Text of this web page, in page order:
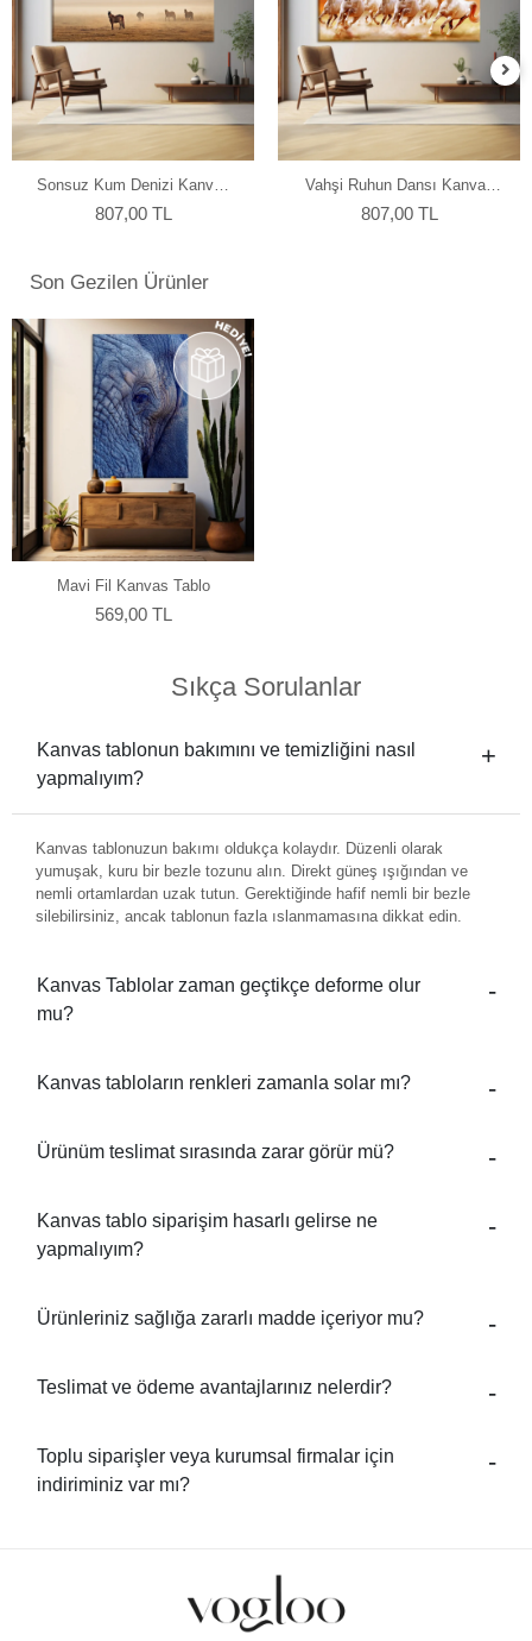
Sonsuz Kum Denizi Kanvas
Tablo
807,00 TL
Vahşi Ruhun Dansı Kanvas
Tablo
807,00 TL
Son Gezilen Ürünler
Mavi Fil Kanvas Tablo
569,00 TL
Sıkça Sorulanlar
Kanvas tablonun bakımını ve temizliğini nasıl
yapmalıyım?
Kanvas tablonuzun bakımı oldukça kolaydır. Düzenli olarak
yumuşak, kuru bir bezle tozunu alın. Direkt güneş ışığından ve
nemli ortamlardan uzak tutun. Gerektiğinde hafif nemli bir bezle
silebilirsiniz, ancak tablonun fazla ıslanmamasına dikkat edin.
Kanvas Tablolar zaman geçtikçe deforme olur
mu?
Kanvas tabloların renkleri zamanla solar mı?
Ürünüm teslimat sırasında zarar görür mü?
Kanvas tablo siparişim hasarlı gelirse ne
yapmalıyım?
Ürünleriniz sağlığa zararlı madde içeriyor mu?
Teslimat ve ödeme avantajlarınız nelerdir?
Toplu siparişler veya kurumsal firmalar için
indiriminiz var mı?